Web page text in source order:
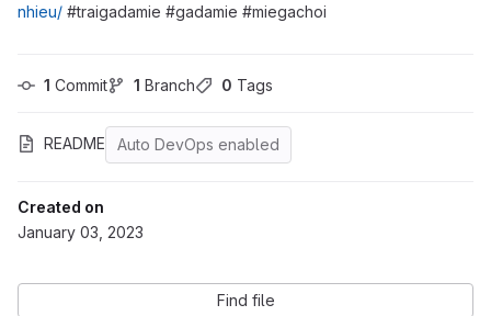
nhieu/ #traigadamie #gadamie #miegachoi
1 Commit 1 Branch 0 Tags
README Auto DevOps enabled
Created on
January 03, 2023
Find file